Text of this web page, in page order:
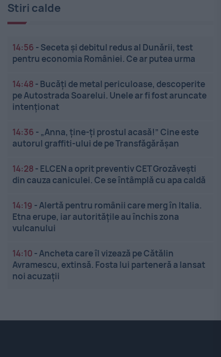
Stiri calde
14:56 - Seceta și debitul redus al Dunării, test
pentru economia României. Ce ar putea urma
14:48 - Bucăți de metal periculoase, descoperite
pe Autostrada Soarelui. Unele ar fi fost aruncate
intenționat
14:36 - „Anna, ține-ți prostul acasă!” Cine este
autorul graffiti-ului de pe Transfăgărășan
14:28 - ELCEN a oprit preventiv CET Grozăveşti
din cauza caniculei. Ce se întâmplă cu apa caldă
14:19 -Alertă pentru românii care merg în Italia.
Etna erupe, iar autoritățile au închis zona
vulcanului
14:10 -Ancheta care îl vizează pe Cătălin
Avramescu, extinsă. Fosta lui parteneră a lansat
noi acuzații